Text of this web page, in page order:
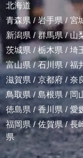
北海道
青森県 / 岩手県/ 宮
新潟県 /群馬県/山
茨城県 / 栃木県 / 埼
富山県 /石川県/福
滋賀県 / 京都府 / 奈
鳥取県/ 島根県 /岡
徳島県 /香川県 / 愛
福岡県/佐賀県/長
県